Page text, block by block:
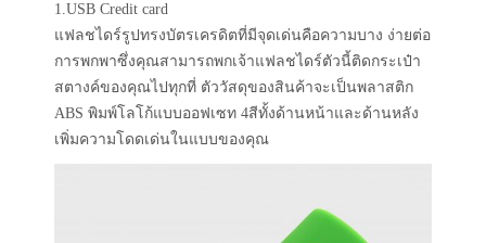
1.USB Credit card
แฟลชไดร์รูปทรงบัตรเครดิตที่มีจุดเด่นคือความบาง ง่ายต่อ
การพกพาซึ่งคุณสามารถพกเจ้าแฟลชไดร์ตัวนี้ติดกระเป๋า
สตางค์ของคุณไปทุกที่ ตัววัสดุของสินค้าจะเป็นพลาสติก
ABS พิมพ์โลโก้แบบออฟเซท 4สีทั้งด้านหน้าและด้านหลัง
เพิ่มความโดดเด่นในแบบของคุณ